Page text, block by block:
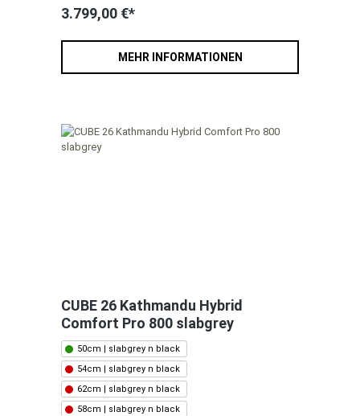
3.799,00 €*
MEHR INFORMATIONEN
CUBE 26 Kathmandu Hybrid
Comfort Pro 800 slabgrey
50cm | slabgrey n black
54cm | slabgrey n black
62cm | slabgrey n black
58cm | slabgrey n black